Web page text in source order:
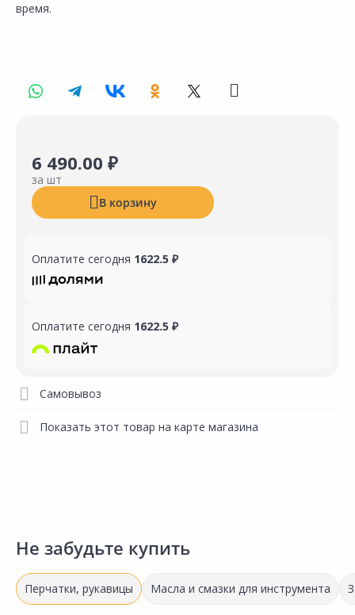
время.
6 490.00 ₽
за шт
В корзину
Оплатите сегодня 1622.5 ₽
Оплатите сегодня 1622.5 ₽
Самовывоз
Показать этот товар на карте магазина
Не забудьте купить
Перчатки, рукавицы Масла и смазки для инструмента